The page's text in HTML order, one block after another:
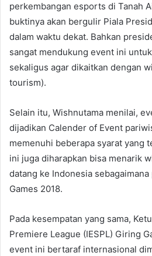
perkembangan esports di Tanah
buktinya akan bergulir Piala
dalam waktu dekat. Bahkan
sangat mendukung event ini
sekaligus agar dikaitkan dengan
tourism).
Selain itu, Wishnutama menilai,
dijadikan Calender of Event
memenuhi beberapa syarat yang
ini juga diharapkan bisa menarik
datang ke Indonesia
Games 2018.
Pada kesempatan yang sama,
Premiere League (IESPL) Giring
event ini bertaraf internasional